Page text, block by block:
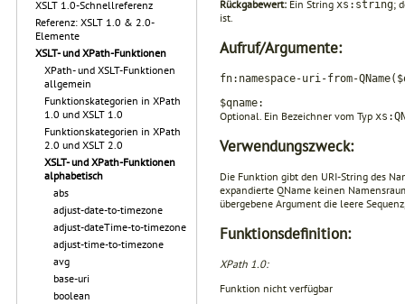
XSLT 1.0-Schnellreferenz
Referenz: XSLT 1.0 & 2.0-
Elemente
XSLT- und XPath-Funktionen
XPath- und XSLT-Funktionen
allgemein
Funktionskategorien in XPath
1.0 und XSLT 1.0
Funktionskategorien in XPath
2.0 und XSLT 2.0
XSLT- und XPath-Funktionen
alphabetisch
abs
adjust-date-to-timezone
adjust-dateTime-to-timezone
adjust-time-to-timezone
avg
base-uri
boolean
Rückgabewert: Ein String xs:string;
ist.
Aufruf/Argumente:
fn:namespace-uri-from-
$qname:
Optional. Ein Bezeichner vom Typ
Verwendungszweck:
Die Funktion gibt den URI-String des
expandierte QName keinen
übergebene Argument die leere
Funktionsdefinition:
XPath 1.0:
Funktion nicht verfügbar